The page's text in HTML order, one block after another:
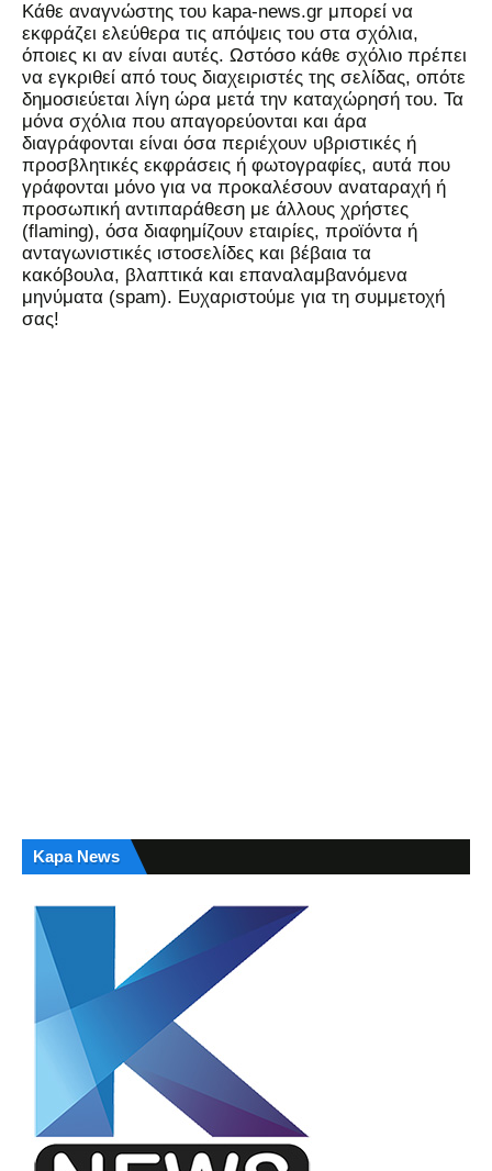
Kάθε αναγνώστης του kapa-news.gr μπορεί να
εκφράζει ελεύθερα τις απόψεις του στα σχόλια,
όποιες κι αν είναι αυτές. Ωστόσο κάθε σχόλιο πρέπει
να εγκριθεί από τους διαχειριστές της σελίδας, οπότε
δημοσιεύεται λίγη ώρα μετά την καταχώρησή του. Τα
μόνα σχόλια που απαγορεύονται και άρα
διαγράφονται είναι όσα περιέχουν υβριστικές ή
προσβλητικές εκφράσεις ή φωτογραφίες, αυτά που
γράφονται μόνο για να προκαλέσουν αναταραχή ή
προσωπική αντιπαράθεση με άλλους χρήστες
(flaming), όσα διαφημίζουν εταιρίες, προϊόντα ή
ανταγωνιστικές ιστοσελίδες και βέβαια τα
κακόβουλα, βλαπτικά και επαναλαμβανόμενα
μηνύματα (spam). Ευχαριστούμε για τη συμμετοχή
σας!
Kapa News